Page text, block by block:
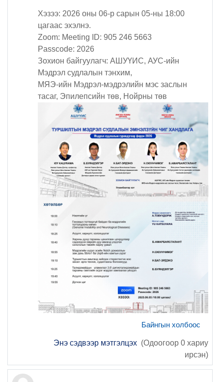
Хэзээ: 2026 оны 06-р сарын 05-ны 18:00
цагаас эхэлнэ.
Zoom: Meeting ID: 905 246 5663
Passcode: 2026
Зохион байгуулагч: АШУҮИС, АУС-ийн
Мэдрэл судлалын тэнхим,
МЯЭ-ийн Мэдрэл-мэдрэлийн мэс заслын
тасаг, Эпилепсийн төв, Нойрны төв
Байнгын холбоос
Энэ сэдвээр мэтгэлцэх (Одоогоор 0 хариу
ирсэн)